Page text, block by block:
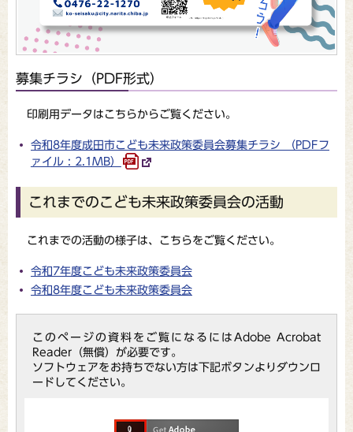
募集チラシ（PDF形式）
印刷用データはこちらからご覧ください。
令和8年度成田市こども未来政策委員会募集チラシ （PDFフ
ァイル : 2.1MB）
これまでのこども未来政策委員会の活動
これまでの活動の様子は、こちらをご覧ください。
令和7年度こども未来政策委員会
令和8年度こども未来政策委員会
このページの資料をご覧になるにはAdobe Acrobat
Reader（無償）が必要です。
ソフトウェアをお持ちでない方は下記ボタンよりダウンロ
ードしてください。